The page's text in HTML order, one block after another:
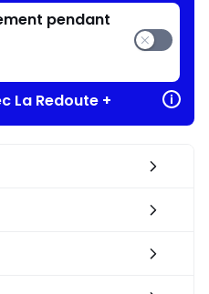
pendant
La Redoute +